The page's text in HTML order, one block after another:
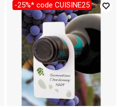
-25%* code CUISINE25